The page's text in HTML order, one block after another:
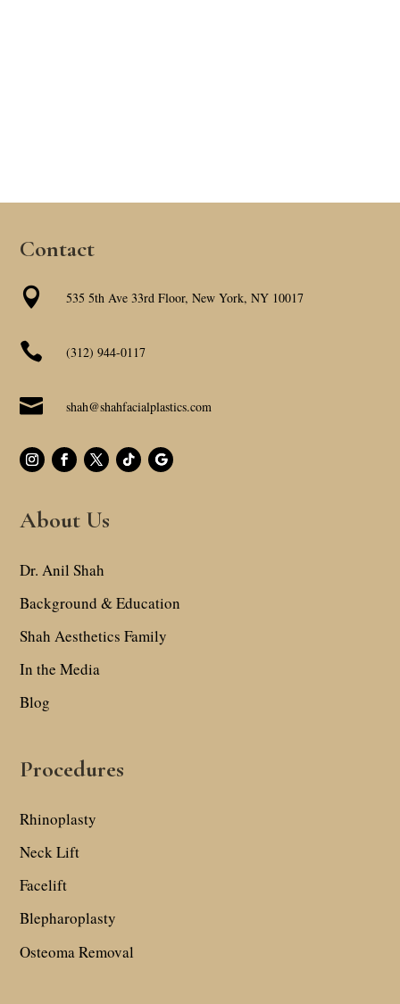
Contact
 535 5th Ave 33rd Floor, New York, NY 10017
 (312) 944-0117
 shah@shahfacialplastics.com
About Us
Dr. Anil Shah
Background & Education
Shah Aesthetics Family
In the Media
Blog
Procedures
Rhinoplasty
Neck Lift
Facelift
Blepharoplasty
Osteoma Removal